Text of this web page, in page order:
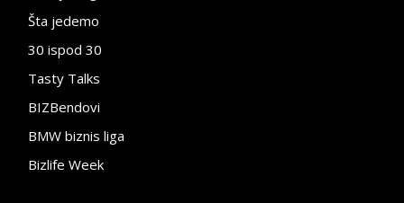
Šta jedemo
30 ispod 30
Tasty Talks
BIZBendovi
BMW biznis liga
Bizlife Week